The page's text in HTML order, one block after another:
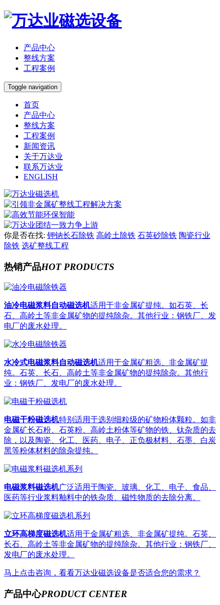
产品中心
整线方案
工程案例
Toggle navigation
首页
产品中心
整线方案
工程案例
新闻资讯
关于万达业
联系万达业
ENGLISH
你是否在找: 钾钠长石除铁 高岭土除铁 石英砂除铁 陶瓷行业
除铁 选矿整线工程
热销产品HOT PRODUCTS
油冷电磁浆料自动磁选机适用于非金属矿提纯。如石英、长
石、高岭土等非金属矿物的提纯除杂。其他行业：钢铁厂、发
电厂的废水处理。
水冷式电磁浆料自动磁选机适用于金属矿粗选、非金属矿提
纯。石英、长石、高岭土等非金属矿物的提纯除杂。其他行
业：钢铁厂、发电厂的废水处理。
电磁干粉磁选机特别适用于选别细粒级的矿物粉体颗粒。如非
金属矿长石粉、石英粉、高岭土粉体等矿物的铁、钛杂质的去
除，以及陶瓷、化工、医药、电子、正负极材料、石墨、白炭
黑等粉体材料的除杂提纯。
电磁浆料磁选机广泛适用于陶瓷、玻璃、化工、电子、食品、
医药等行业浆料釉料中的铁杂质、磁性物质的去除分离。
立环高梯度磁选机适用于金属矿粗选、非金属矿提纯。石英、
长石、高岭土等非金属矿物的提纯除杂。其他行业：钢铁厂、
发电厂的废水处理。
马上点击咨询，看看万达业磁选设备是否适合您的需求？
产品中心PRODUCT CENTER